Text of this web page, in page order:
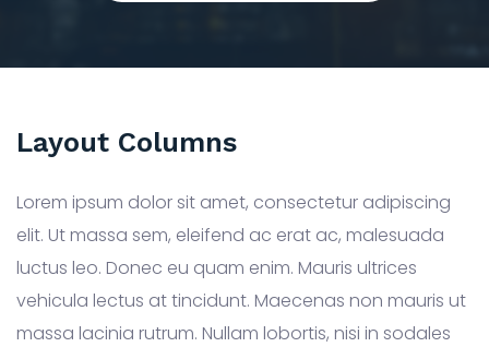
Layout Columns
Lorem ipsum dolor sit amet, consectetur adipiscing
elit. Ut massa sem, eleifend ac erat ac, malesuada
luctus leo. Donec eu quam enim. Mauris ultrices
vehicula lectus at tincidunt. Maecenas non mauris ut
massa lacinia rutrum. Nullam lobortis, nisi in sodales